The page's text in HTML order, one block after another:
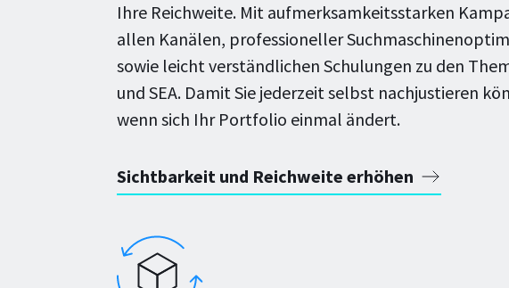
Ihre Reichweite. Mit aufmerksamkeitsstarken
allen Kanälen, professioneller
sowie leicht verständlichen Schulungen zu den
und SEA. Damit Sie jederzeit selbst nachjustieren
wenn sich Ihr Portfolio einmal ändert.
Sichtbarkeit und Reichweite erhöhen